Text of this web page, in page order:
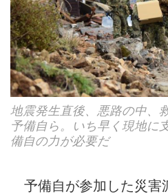
地震発生直後、悪路の中、
予備自ら。いち早く現地に
備自の力が必要だ
予備自が参加した災害